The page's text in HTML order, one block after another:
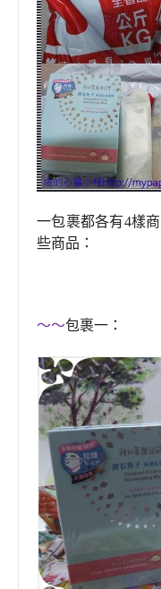
一包裹都各有4樣
些商品：
～～包裹一：